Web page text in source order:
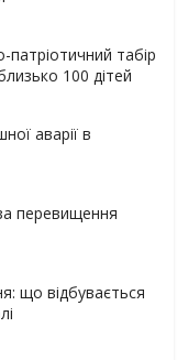
патріотичний табір
100 дітей
аварії в
перевищення
що відбувається